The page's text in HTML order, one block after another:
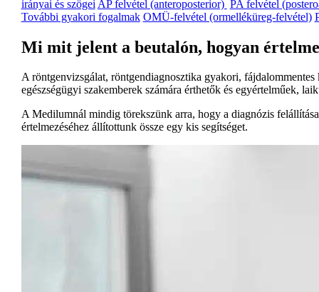
irányai és szögei AP felvétel (anteroposterior) PA felvétel
További gyakori fogalmak OMÜ-felvétel (ormelléküreg-felvétel)
Mi mit jelent a beutalón, hogyan
A röntgenvizsgálat, röntgendiagnosztika gyakori,
egészségügyi szakemberek számára érthetők és egyértelműek,
A Medilumnál mindig törekszünk arra, hogy a diagnózis
értelmezéséhez állítottunk össze egy kis segítséget.